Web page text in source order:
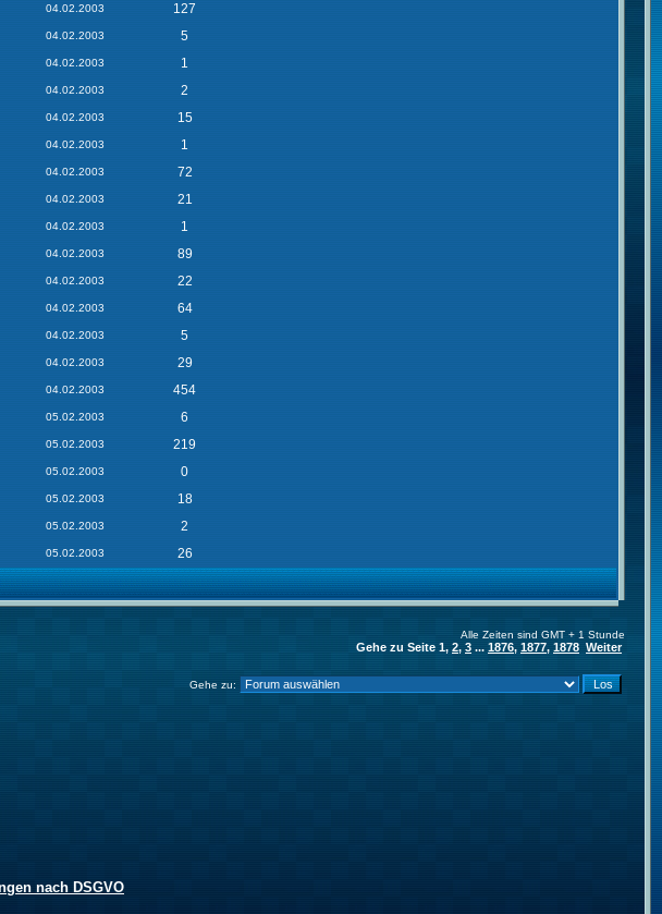
04.02.2003
127
04.02.2003
5
04.02.2003
1
04.02.2003
2
04.02.2003
15
04.02.2003
1
04.02.2003
72
04.02.2003
21
04.02.2003
1
04.02.2003
89
04.02.2003
22
04.02.2003
64
04.02.2003
5
04.02.2003
29
04.02.2003
454
05.02.2003
6
05.02.2003
219
05.02.2003
0
05.02.2003
18
05.02.2003
2
05.02.2003 26
Alle Zeiten sind GMT + 1 Stunde
Gehe zu Seite 1, 2, 3 ... 1876, 1877, 1878 Weiter
Gehe zu:
nach DSGVO